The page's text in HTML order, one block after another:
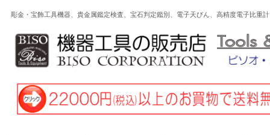
彫金・宝飾工具機器、貴金属鑑定検査、宝石判定鑑別、電子天びん、高精度電子比